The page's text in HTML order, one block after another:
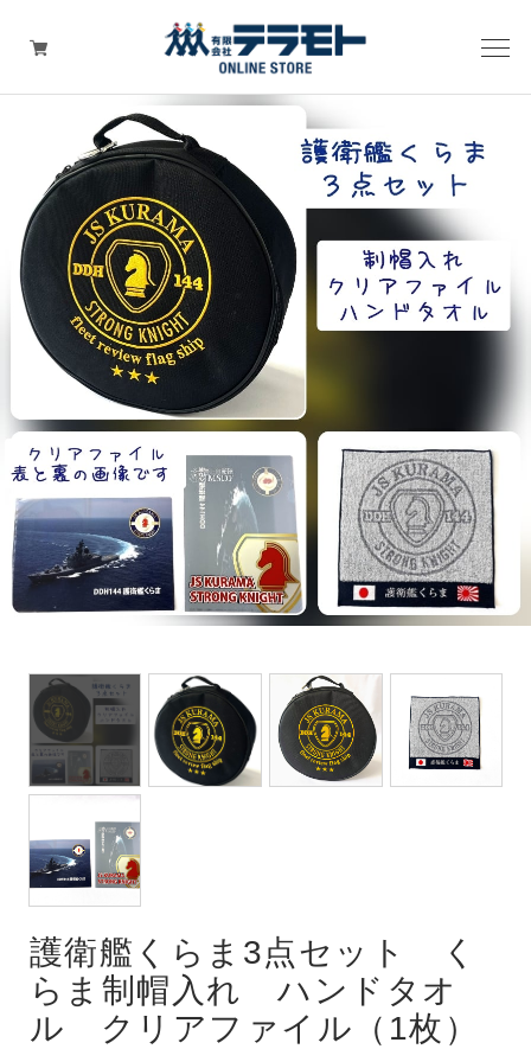
ピックアップアイテム
Tシャツ・ウェア
キャップ（帽子）
ZIPPO
ワッペン
その他グッズ（バッグ・タオル・ストラップ・
マスク等）
潜水艦
護衛艦くらま3点セット く
らま制帽入れ ハンドタオ
ル クリアファイル（1枚）